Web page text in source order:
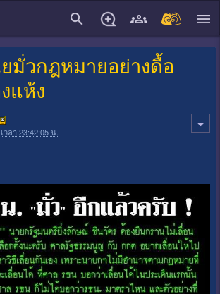
มั่วกฎหมายอย่างดื้อ
แห้ง
ลา 23:42:05 น.
close